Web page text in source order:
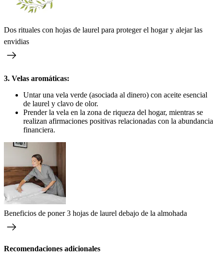
Dos rituales con hojas de laurel para proteger el hogar y alejar las
envidias
3. Velas aromáticas:
Untar una vela verde (asociada al dinero) con aceite esencial
de laurel y clavo de olor.
Prender la vela en la zona de riqueza del hogar, mientras se
realizan afirmaciones positivas relacionadas con la abundancia
financiera.
Beneficios de poner 3 hojas de laurel debajo de la almohada
Recomendaciones adicionales